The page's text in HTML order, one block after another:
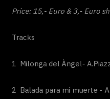
Price: 15,- Euro & 3,- Euro
Tracks
1 Milonga del Àngel-
2 Balada para mi muerte -